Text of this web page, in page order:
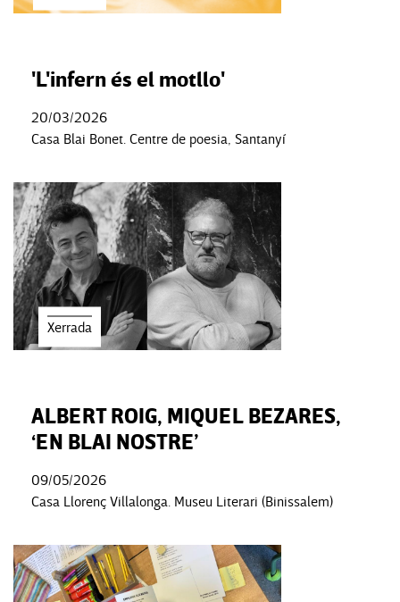
'L'infern és el motllo'
20/03/2026
Casa Blai Bonet. Centre de poesia, Santanyí
Xerrada
ALBERT ROIG, MIQUEL BEZARES,
‘EN BLAI NOSTRE’
09/05/2026
Casa Llorenç Villalonga. Museu Literari (Binissalem)